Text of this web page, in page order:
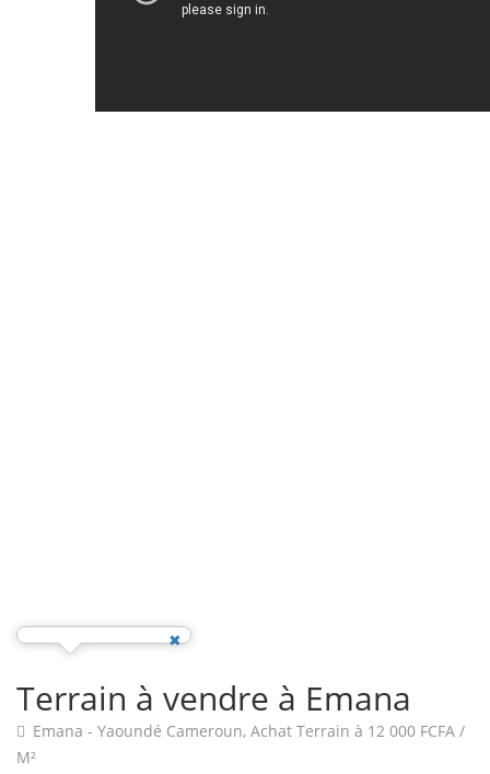
Terrain à vendre à Emana
Emana - Yaoundé Cameroun, Achat Terrain à 12 000 FCFA /
M²